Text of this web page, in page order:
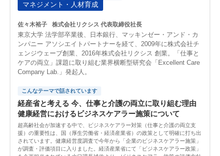
マネジメント・人材育成
佐々木裕子 株式会社リクシス 代表取締役社長
東京大学 法学部卒業後、日本銀行、マッキンゼー・アンド・カ
ンパニー アソシエイトパートナーを経て、2009年に株式会社チ
ェンジウェーブ創業、2016年株式会社リクシス 創業。「仕事と
ケアの両立」課題に取り組む業界横断型研究会「Excellent Care
Company Lab.」発起人。
こんなテーマで話されています
経産省と考える 今、仕事と介護の両立に取り組む理由
健康経営におけるビジネスケアラー施策について
超高齢社会が加速する中で、ビジネスケアラー対策（仕事と介護の両立支
援）の重要性は、国（厚生労働省・経済産業省）の政策として明確に打ち出
されています。健康経営度調査で今年から「企業のビジネスケアラー施策」
が調査・評価項目に入りました。経済産業省にて「ビジネスケアラー政策」